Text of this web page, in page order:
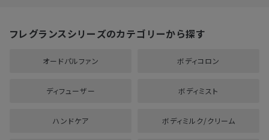
フレグランスシリーズのカテゴリーから探す
オードパルファン ボディコロン
ディフューザー ボディミスト
ハンドケア ボディミルク/クリーム